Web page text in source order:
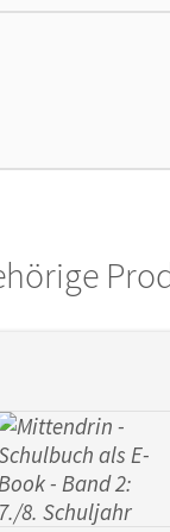
Julia; Feldmann,